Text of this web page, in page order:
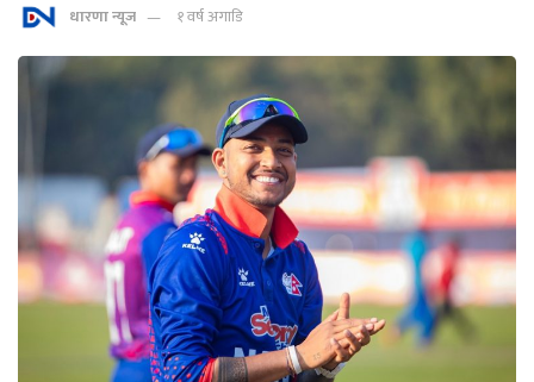
धारणा न्यूज १ वर्ष अगाडि